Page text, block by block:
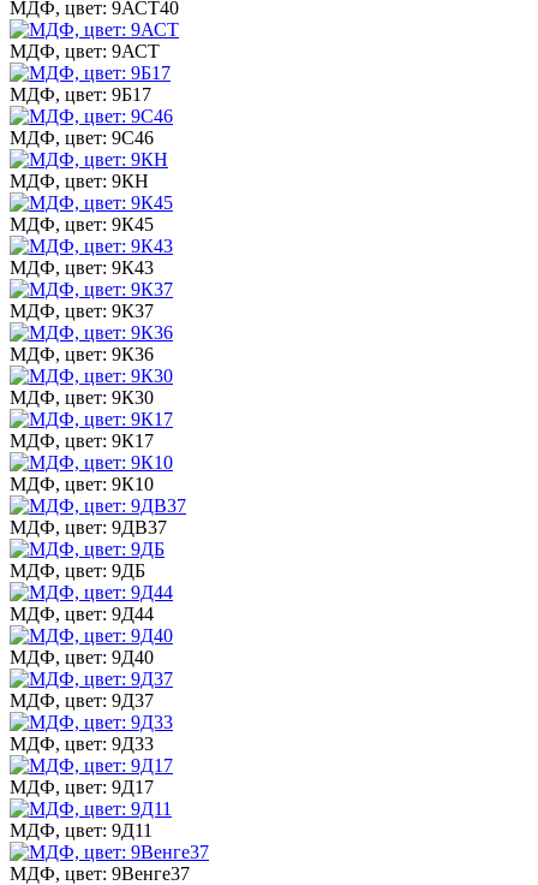
МДФ, цвет: 9АСТ40
МДФ, цвет: 9АСТ
МДФ, цвет: 9Б17
МДФ, цвет: 9С46
МДФ, цвет: 9КН
МДФ, цвет: 9К45
МДФ, цвет: 9К43
МДФ, цвет: 9К37
МДФ, цвет: 9К36
МДФ, цвет: 9К30
МДФ, цвет: 9К17
МДФ, цвет: 9К10
МДФ, цвет: 9ДВ37
МДФ, цвет: 9ДБ
МДФ, цвет: 9Д44
МДФ, цвет: 9Д40
МДФ, цвет: 9Д37
МДФ, цвет: 9Д33
МДФ, цвет: 9Д17
МДФ, цвет: 9Д11
МДФ, цвет: 9Венге37